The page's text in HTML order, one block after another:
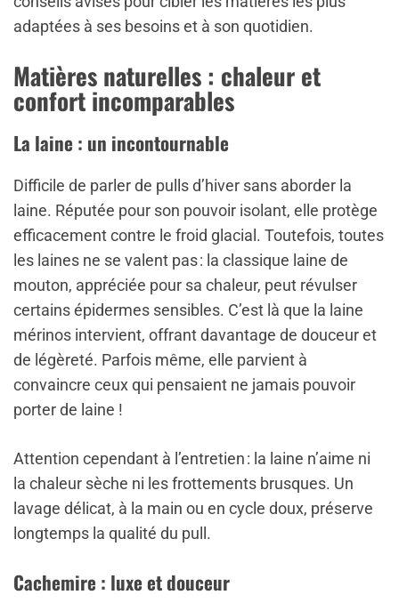
adaptées à ses besoins et à son quotidien.
Matières naturelles : chaleur et
confort incomparables
La laine : un incontournable
Difficile de parler de pulls d’hiver sans aborder la
laine. Réputée pour son pouvoir isolant, elle protège
efficacement contre le froid glacial. Toutefois, toutes
les laines ne se valent pas : la classique laine de
mouton, appréciée pour sa chaleur, peut révulser
certains épidermes sensibles. C’est là que la laine
mérinos intervient, offrant davantage de douceur et
de légèreté. Parfois même, elle parvient à
convaincre ceux qui pensaient ne jamais pouvoir
porter de laine !
Attention cependant à l’entretien : la laine n’aime ni
la chaleur sèche ni les frottements brusques. Un
lavage délicat, à la main ou en cycle doux, préserve
longtemps la qualité du pull.
Cachemire : luxe et douceur